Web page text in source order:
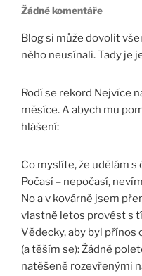
Žádné komentářeu
s
názvem
se
rekord
jiný
Blog si může dovolit
něho neusínali. Tady je
Rodí se rekord Nejvíce
měsíce. A abych mu
hlášení:
Co myslíte, že udělám
Počasí – nepočasí,
No a v kovárně jsem
vlastně letos provést s
Vědecky, aby byl
(a těším se): Žádné
natěšeně rozevřenými